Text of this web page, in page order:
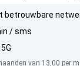
betrouwbare
/ sms
van 13,00 per